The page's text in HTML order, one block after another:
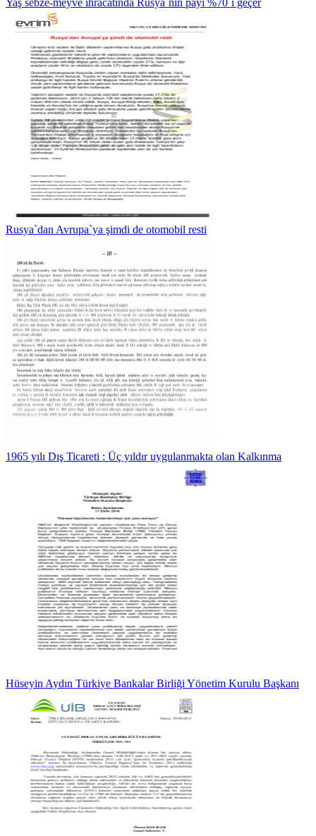
Yaş sebze-meyve ihracatında Rusya`nın payı %70`i geçer
Rusya`dan Avrupa`ya şimdi de otomobil resti
1965 yılı Dış Ticareti : Üç yıldır uygulanmakta olan Kalkınma
Hüseyin Aydın Türkiye Bankalar Birliği Yönetim Kurulu Başkanı